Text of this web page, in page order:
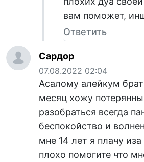
вам поможет,
Ответить
Сардор
07.08.2022 02:04
Асалому алейкум
месяц хожу
разобраться всегда
беспокойство и
мне 14 лет я плачу
плохо помогите что